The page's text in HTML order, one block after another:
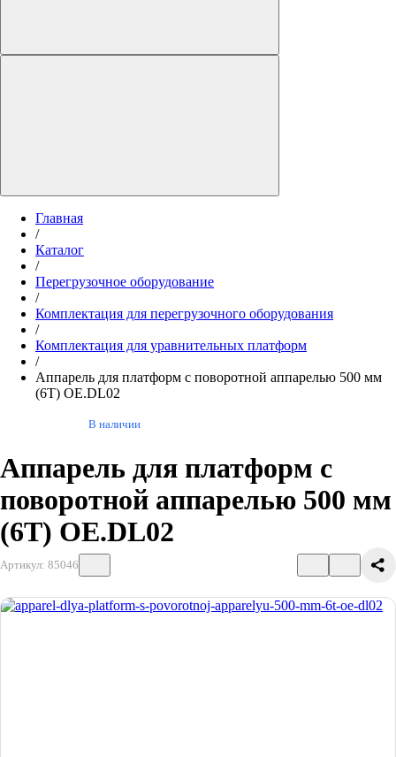
Главная
/
Каталог
/
Перегрузочное оборудование
/
Комплектация для перегрузочного оборудования
/
Комплектация для уравнительных платформ
/
Аппарель для платформ с поворотной аппарелью 500 мм
(6Т) OE.DL02
Аппарель для платформ с
поворотной аппарелью 500 мм
(6Т) OE.DL02
В наличии
Артикул: 85046